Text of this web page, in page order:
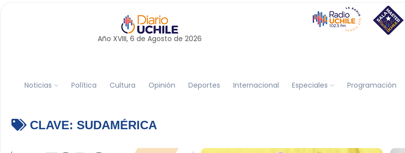
Año XVIII, 6 de Agosto de 2026
Noticias Política Cultura Opinión Deportes Internacional Especiales Programación
CLAVE: SUDAMÉRICA